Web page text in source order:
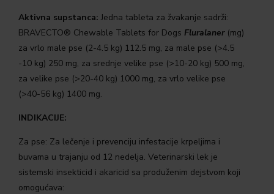
Aktivna supstanca: Jedna tableta za žvakanje sadrži:
BRAVECTO® Chewable Tablets for Dogs Fluralaner (mg)
za vrlo male pse (2-4.5 kg) 112.5 mg, za male pse (>4.5
-10 kg) 250 mg, za srednje velike pse (>10-20 kg) 500 mg,
za velike pse (>20-40 kg) 1000 mg, za vrlo velike pse
(>40-56 kg) 1400 mg.
INDIKACIJE:
Za pse: Za lečenje i prevenciju infestacije krpeljima i
buvama u trajanju od 12 nedelja. Veterinarski lek je
sistemski insekticid i akaricid sa produženim dejstvom koji
omogućava: